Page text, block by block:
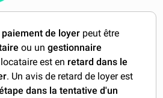
de loyer peut être
ou ungestionnaire
est en retard dans le
. Un avis de retard de loyer est
dans la tentative d'un